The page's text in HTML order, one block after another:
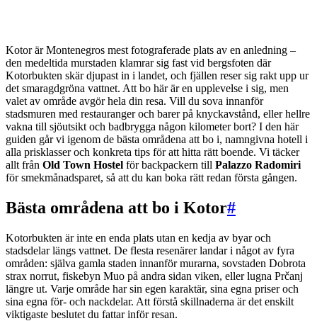
Kotor är Montenegros mest fotograferade plats av en anledning –
den medeltida murstaden klamrar sig fast vid bergsfoten där
Kotorbukten skär djupast in i landet, och fjällen reser sig rakt upp ur
det smaragdgröna vattnet. Att bo här är en upplevelse i sig, men
valet av område avgör hela din resa. Vill du sova innanför
stadsmuren med restauranger och barer på knyckavstånd, eller hellre
vakna till sjöutsikt och badbrygga någon kilometer bort? I den här
guiden går vi igenom de bästa områdena att bo i, namngivna hotell i
alla prisklasser och konkreta tips för att hitta rätt boende. Vi täcker
allt från Old Town Hostel för backpackern till Palazzo Radomiri
för smekmånadsparet, så att du kan boka rätt redan första gången.
Bästa områdena att bo i Kotor#
Kotorbukten är inte en enda plats utan en kedja av byar och
stadsdelar längs vattnet. De flesta resenärer landar i något av fyra
områden: själva gamla staden innanför murarna, sovstaden Dobrota
strax norrut, fiskebyn Muo på andra sidan viken, eller lugna Prčanj
längre ut. Varje område har sin egen karaktär, sina egna priser och
sina egna för- och nackdelar. Att förstå skillnaderna är det enskilt
viktigaste beslutet du fattar inför resan.